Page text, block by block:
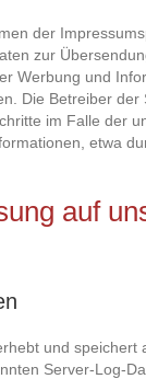
der
zur
Werbung und
Die Betreiber der
im Falle der
etwa
auf
und speichert
Server-Log-